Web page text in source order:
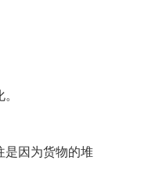
是因为货物的堆